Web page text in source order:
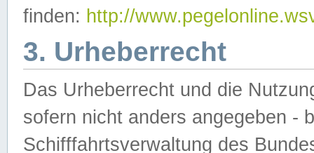
finden: http://
3. Urheberrecht
Das Urheberrecht und die
sofern nicht anders angegeben -
Schifffahrtsverwaltung des